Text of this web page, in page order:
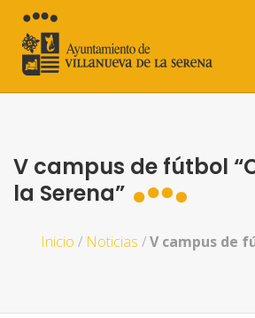
V campus de fútbol
la Serena”
Inicio / Noticias /V campus de